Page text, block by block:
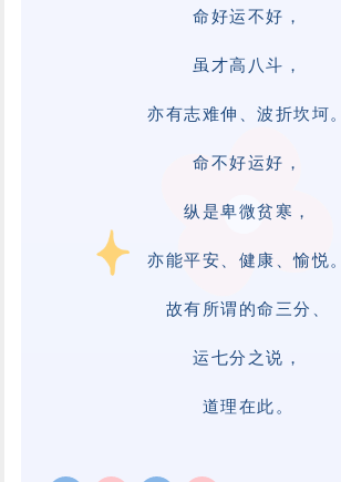
命好运不好，
虽才高八斗，
亦有志难伸、波折坎坷。
命不好运好，
纵是卑微贫寒，
亦能平安、健康、愉悦。
故有所谓的命三分、
运七分之说，
道理在此。